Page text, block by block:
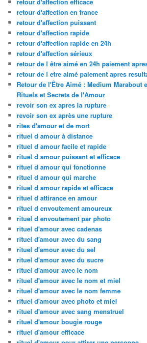
retour d'affection en france
retour d'affection puissant
retour d'affection rapide
retour d'affection rapide en 24h
retour d'affection sérieux
retour de l être aimé en 24h paiement
retour de l etre aimé paiement apres
Retour de l'Être Aimé : Medium Marabout
Rituels et Secrets de l'Amour
revoir son ex apres la rupture
revoir son ex après une rupture
rites d'amour et de mort
rituel d amour à distance
rituel d amour facile et rapide
rituel d amour puissant et efficace
rituel d amour qui fonctionne
rituel d amour qui marche
rituel d amour rapide et efficace
rituel d attirance en amour
rituel d envoutement amoureux
rituel d envoutement par photo
rituel d'amour avec cadenas
rituel d'amour avec du sang
rituel d'amour avec du sel
rituel d'amour avec du sucre
rituel d'amour avec le nom
rituel d'amour avec le nom et miel
rituel d'amour avec le nom femme
rituel d'amour avec photo et miel
rituel d'amour avec sang menstruel
rituel d'amour bougie rouge
rituel d'amour efficace